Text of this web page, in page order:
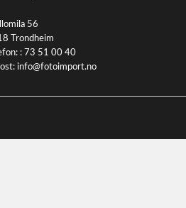
56
Trondheim
: 73 51 00 40
info@fotoimport.no